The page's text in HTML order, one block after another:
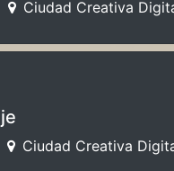
Ciudad Creativa
Ciudad Creativa